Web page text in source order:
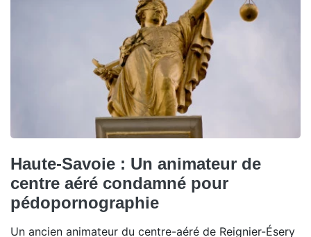
Haute-Savoie : Un animateur de
centre aéré condamné pour
pédopornographie
Un ancien animateur du centre-aéré de Reignier-Ésery